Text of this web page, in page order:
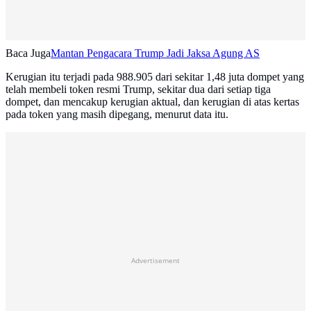
Baca JugaMantan Pengacara Trump Jadi Jaksa Agung AS
Kerugian itu terjadi pada 988.905 dari sekitar 1,48 juta dompet yang
telah membeli token resmi Trump, sekitar dua dari setiap tiga
dompet, dan mencakup kerugian aktual, dan kerugian di atas kertas
pada token yang masih dipegang, menurut data itu.
Advertisement